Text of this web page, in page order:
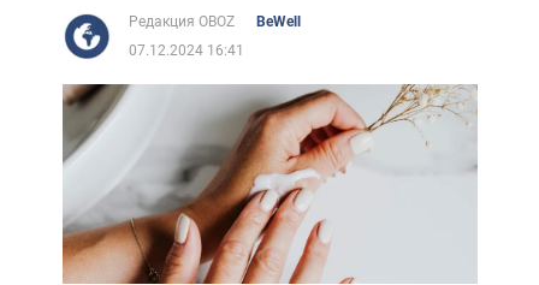
Редакция OBOZ
BeWell
07.12.2024 16:41